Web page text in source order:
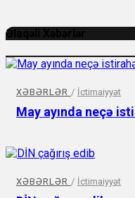
Əlaqəli Xəbərlər
XƏBƏRLƏR / İctimaiyyət
May ayında neçə
XƏBƏRLƏR / İctimaiyyət